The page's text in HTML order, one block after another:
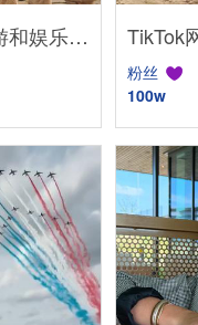
TikTok网红推荐:美国旅游和娱乐探店打卡类博主达人
粉丝
100w